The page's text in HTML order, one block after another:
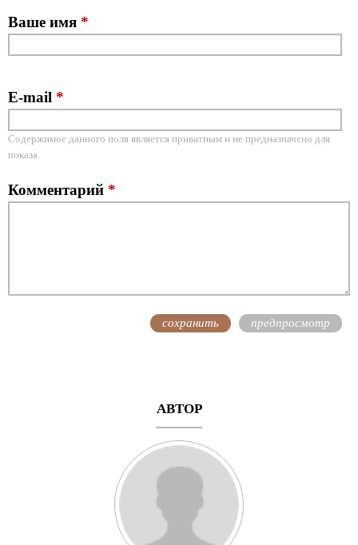
Ваше имя *
E-mail *
Содержимое данного поля является приватным и не предназначено для
показа.
Комментарий *
АВТОР